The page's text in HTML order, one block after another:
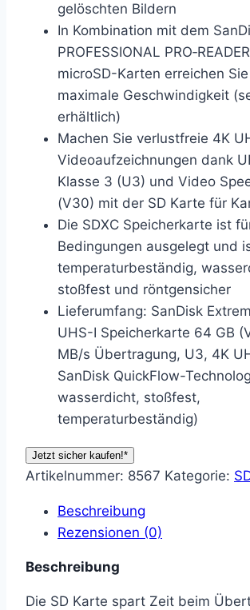
gelöschten Bildern
In Kombination mit dem
PROFESSIONAL
microSD-Karten erreichen
maximale Geschwindigkeit
erhältlich)
Machen Sie verlustfreie 4K
Videoaufzeichnungen dank
Klasse 3 (U3) und Video
(V30) mit der SD Karte für
Die SDXC Speicherkarte ist
Bedingungen ausgelegt und
temperaturbeständig,
stoßfest und röntgensicher
Lieferumfang: SanDisk
UHS-I Speicherkarte 64 GB
MB/s Übertragung, U3, 4K
SanDisk QuickFlow-
wasserdicht, stoßfest,
temperaturbeständig)
Jetzt sicher kaufen!*
Artikelnummer: 8567 Kategorie:
Beschreibung
Rezensionen (0)
Beschreibung
Die SD Karte spart Zeit beim